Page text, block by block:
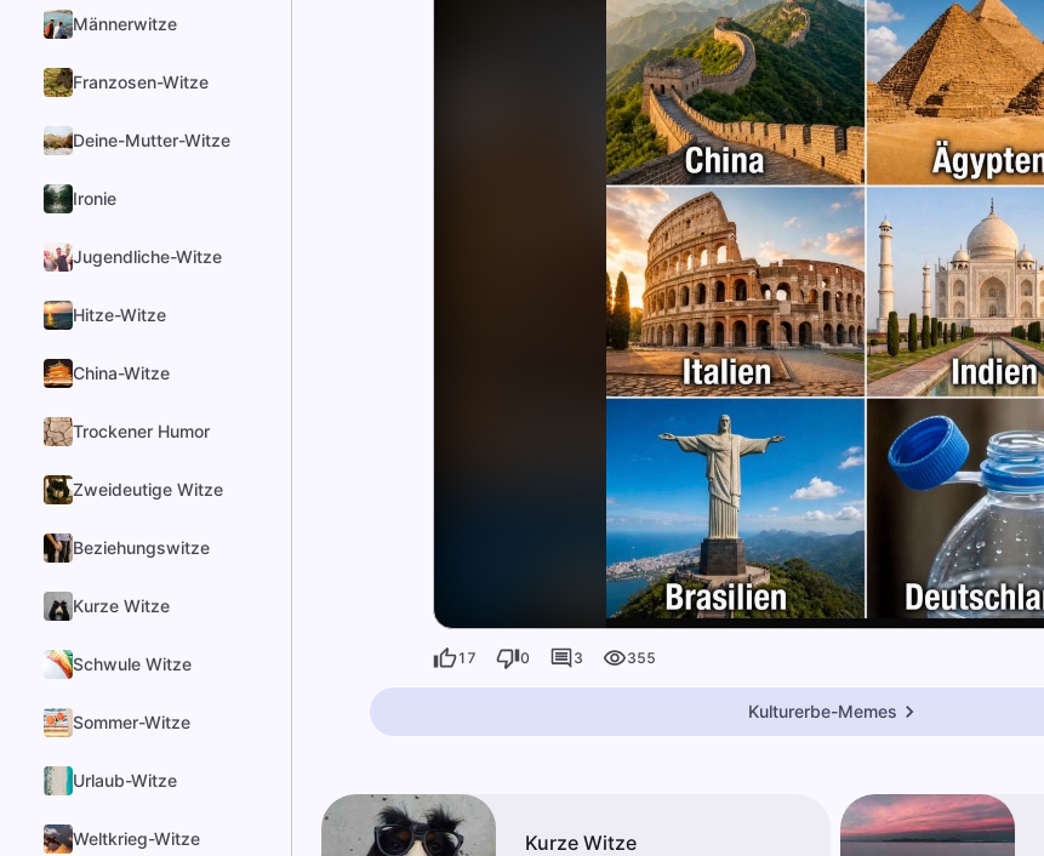
Männerwitze
Franzosen-Witze
Deine-Mutter-Witze
Ironie
Jugendliche-Witze
Hitze-Witze
China-Witze
Trockener Humor
Zweideutige Witze
Beziehungswitze
Kurze Witze
Schwule Witze
Sommer-Witze
Urlaub-Witze
Weltkrieg-Witze
17 0 3 355
Kulturerbe-Memes
Kurze Witze